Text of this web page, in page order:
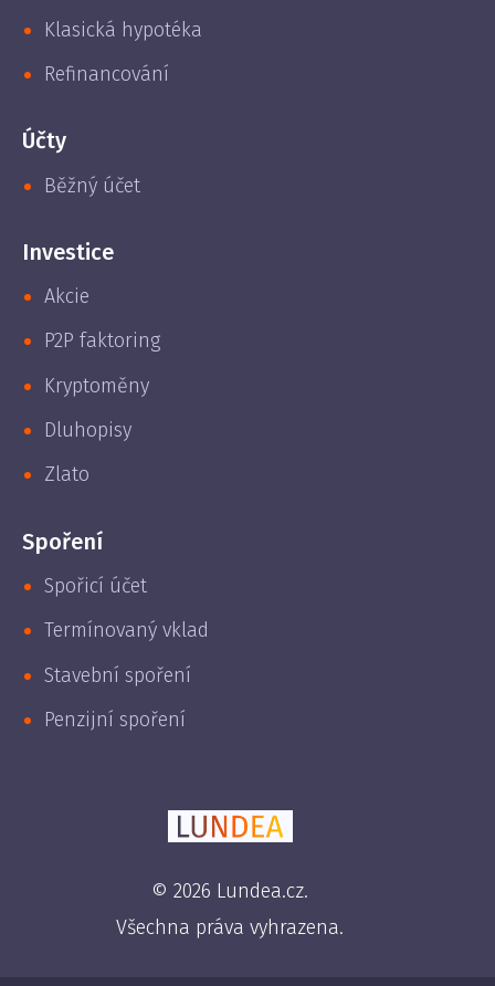
Klasická hypotéka
Refinancování
Účty
Běžný účet
Investice
Akcie
P2P faktoring
Kryptoměny
Dluhopisy
Zlato
Spoření
Spořicí účet
Termínovaný vklad
Stavební spoření
Penzijní spoření
© 2026 Lundea.cz.
Všechna práva vyhrazena.